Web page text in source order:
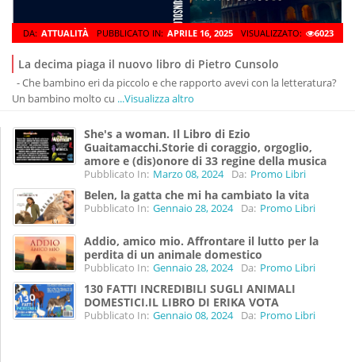
DA: ATTUALITÀ PUBBLICATO IN: APRILE 16, 2025 VISUALIZZATO: 6023
La decima piaga il nuovo libro di Pietro Cunsolo
- Che bambino eri da piccolo e che rapporto avevi con la letteratura?
Un bambino molto cu ...Visualizza altro
She's a woman. Il Libro di Ezio
Guaitamacchi.Storie di coraggio, orgoglio,
amore e (dis)onore di 33 regine della musica
Pubblicato In: Marzo 08, 2024 Da: Promo Libri
Belen, la gatta che mi ha cambiato la vita
Pubblicato In: Gennaio 28, 2024 Da: Promo Libri
Addio, amico mio. Affrontare il lutto per la
perdita di un animale domestico
Pubblicato In: Gennaio 28, 2024 Da: Promo Libri
130 FATTI INCREDIBILI SUGLI ANIMALI
DOMESTICI.IL LIBRO DI ERIKA VOTA
Pubblicato In: Gennaio 08, 2024 Da: Promo Libri